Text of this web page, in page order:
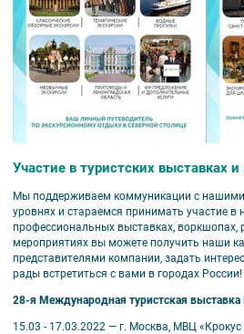
Участие в туристских выставках
Мы поддерживаем коммуникации с нашими
уровнях и стараемся принимать участие в
профессиональных выставках, воркшопах,
мероприятиях вы можете получить наши
представителями компании, задать
рады встретиться с вами в городах России!
28-я Международная туристская выставка
15.03 - 17.03.2022 — г. Москва, МВЦ «Крокус